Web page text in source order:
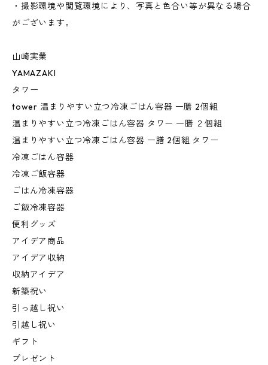
・撮影環境や閲覧環境により、写真と色合い等が異なる場合
がございます。
山崎実業
YAMAZAKI
タワー
tower 温まりやすい立つ冷凍ごはん容器 一膳 2個組
温まりやすい立つ冷凍ごはん容器 タワー 一膳 ２個組
温まりやすい立つ冷凍ごはん容器 一膳 2個組 タワー
冷凍ごはん容器
冷凍ご飯容器
ごはん冷凍容器
ご飯冷凍容器
便利グッズ
アイデア商品
アイデア収納
収納アイデア
新築祝い
引っ越し祝い
引越し祝い
ギフト
プレゼント